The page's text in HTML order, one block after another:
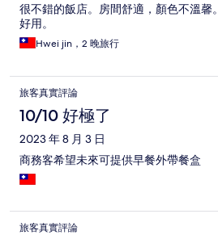
很不錯的飯店。房間舒適，顏色不溫馨
好用。
Hwei jin，2 晚旅行
旅客真實評論
10/10 好極了
2023 年 8 月 3 日
商務客希望未來可提供早餐外帶餐盒
旅客真實評論